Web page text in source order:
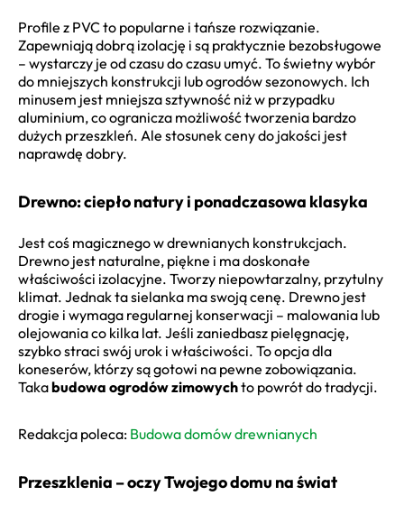
Profile z PVC to popularne i tańsze rozwiązanie.
Zapewniają dobrą izolację i są praktycznie bezobsługowe
– wystarczy je od czasu do czasu umyć. To świetny wybór
do mniejszych konstrukcji lub ogrodów sezonowych. Ich
minusem jest mniejsza sztywność niż w przypadku
aluminium, co ogranicza możliwość tworzenia bardzo
dużych przeszkleń. Ale stosunek ceny do jakości jest
naprawdę dobry.
Drewno: ciepło natury i ponadczasowa klasyka
Jest coś magicznego w drewnianych konstrukcjach.
Drewno jest naturalne, piękne i ma doskonałe
właściwości izolacyjne. Tworzy niepowtarzalny, przytulny
klimat. Jednak ta sielanka ma swoją cenę. Drewno jest
drogie i wymaga regularnej konserwacji – malowania lub
olejowania co kilka lat. Jeśli zaniedbasz pielęgnację,
szybko straci swój urok i właściwości. To opcja dla
koneserów, którzy są gotowi na pewne zobowiązania.
Takabudowa ogrodów zimowychto powrót do tradycji.
Redakcja poleca: Budowa domów drewnianych
Przeszklenia – oczy Twojego domu na świat